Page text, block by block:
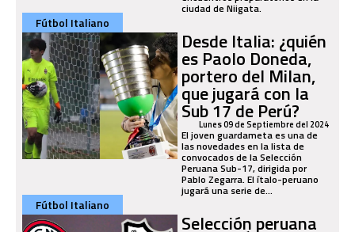
ciudad de Niigata.
Fútbol Italiano
Desde Italia: ¿quién
es Paolo Doneda,
portero del Milan,
que jugará con la
Sub 17 de Perú?
Lunes 09 de Septiembre del 2024
El joven guardameta es una de
las novedades en la lista de
convocados de la Selección
Peruana Sub-17, dirigida por
Pablo Zegarra. El ítalo-peruano
jugará una serie de...
Fútbol Italiano
Selección peruana